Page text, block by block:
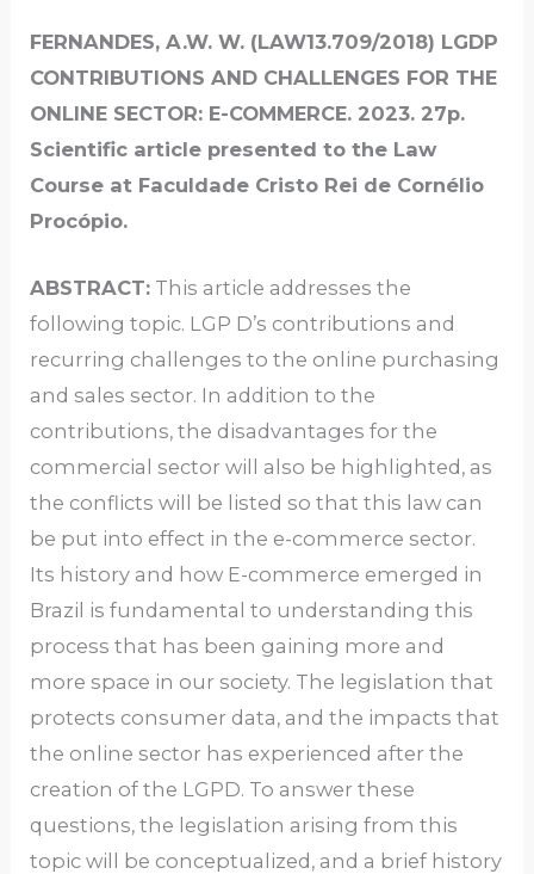
FERNANDES, A.W. W. (LAW13.709/2018) LGDP
CONTRIBUTIONS AND CHALLENGES FOR THE
ONLINE SECTOR: E-COMMERCE. 2023. 27p.
Scientific article presented to the Law
Course at Faculdade Cristo Rei de Cornélio
Procópio.
ABSTRACT: This article addresses the
following topic. LGP D’s contributions and
recurring challenges to the online purchasing
and sales sector. In addition to the
contributions, the disadvantages for the
commercial sector will also be highlighted, as
the conflicts will be listed so that this law can
be put into effect in the e-commerce sector.
Its history and how E-commerce emerged in
Brazil is fundamental to understanding this
process that has been gaining more and
more space in our society. The legislation that
protects consumer data, and the impacts that
the online sector has experienced after the
creation of the LGPD. To answer these
questions, the legislation arising from this
topic will be conceptualized, and a brief history